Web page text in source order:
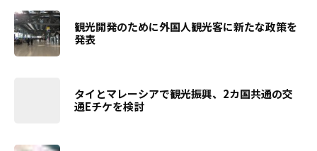
観光開発のために外国人観光客に新たな政策を
発表
タイとマレーシアで観光振興、2カ国共通の交
通Eチケを検討